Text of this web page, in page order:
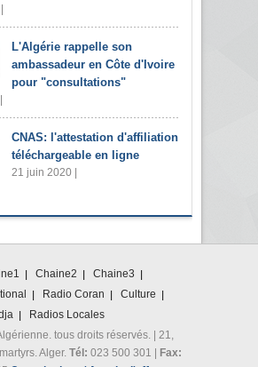
L'Algérie rappelle son
ambassadeur en Côte d'Ivoire
pour "consultations"
CNAS: l'attestation d'affiliation
téléchargeable en ligne
21 juin 2020 |
Chaine2
Chaine3
Radio Coran
Culture
Radios Locales
tous droits réservés. | 21,
Alger. Tél: 023 500 301 | Fax: